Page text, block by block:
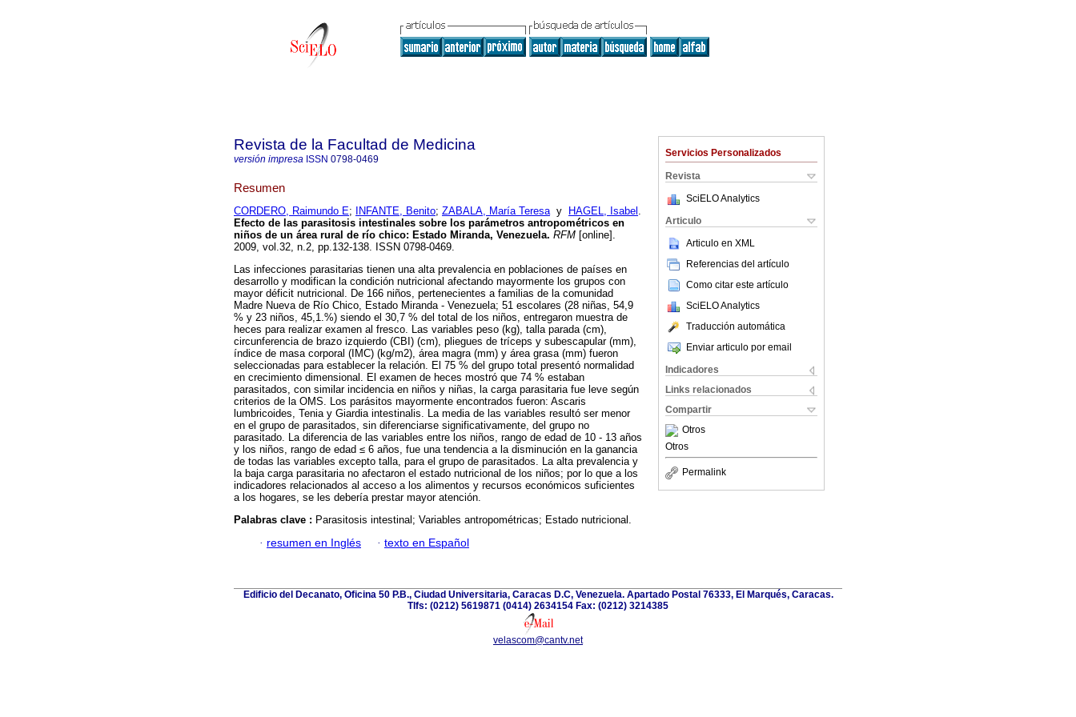
Servicios Personalizados
Revista
SciELO Analytics
Articulo
Articulo en XML
Referencias del artículo
Como citar este artículo
SciELO Analytics
Traducción automática
Enviar articulo por email
Indicadores
Links relacionados
Compartir
Otros
Otros
Permalink
Revista de la Facultad de Medicina
versión impresa ISSN 0798-0469
Resumen
CORDERO, Raimundo E; INFANTE, Benito; ZABALA, María Teresay HAGEL, Isabel .
Efecto de las parasitosis intestinales sobre los parámetros antropométricos en
niños de un área rural de río chico: Estado Miranda, Venezuela. RFM [online].
2009, vol.32, n.2, pp.132-138. ISSN 0798-0469.
Las infecciones parasitarias tienen una alta prevalencia en poblaciones de países en
desarrollo y modifican la condición nutricional afectando mayormente los grupos con
mayor déficit nutricional. De 166 niños, pertenecientes a familias de la comunidad
Madre Nueva de Río Chico, Estado Miranda - Venezuela; 51 escolares (28 niñas, 54,9
% y 23 niños, 45,1.%) siendo el 30,7 % del total de los niños, entregaron muestra de
heces para realizar examen al fresco. Las variables peso (kg), talla parada (cm),
circunferencia de brazo izquierdo (CBI) (cm), pliegues de tríceps y subescapular (mm),
índice de masa corporal (IMC) (kg/m2), área magra (mm) y área grasa (mm) fueron
seleccionadas para establecer la relación. El 75 % del grupo total presentó normalidad
en crecimiento dimensional. El examen de heces mostró que 74 % estaban
parasitados, con similar incidencia en niños y niñas, la carga parasitaria fue leve según
criterios de la OMS. Los parásitos mayormente encontrados fueron: Ascaris
lumbricoides, Tenia y Giardia intestinalis. La media de las variables resultó ser menor
en el grupo de parasitados, sin diferenciarse significativamente, del grupo no
parasitado. La diferencia de las variables entre los niños, rango de edad de 10 - 13 años
y los niños, rango de edad ≤ 6 años, fue una tendencia a la disminución en la ganancia
de todas las variables excepto talla, para el grupo de parasitados. La alta prevalencia y
la baja carga parasitaria no afectaron el estado nutricional de los niños; por lo que a los
indicadores relacionados al acceso a los alimentos y recursos económicos suficientes
a los hogares, se les debería prestar mayor atención.
Palabras clave : Parasitosis intestinal; Variables antropométricas; Estado nutricional.
· resumen en Inglés · texto en Español
Edificio del Decanato, Oficina 50 P.B., Ciudad Universitaria, Caracas D.C, Venezuela. Apartado Postal 76333, El Marqués, Caracas.
Tlfs: (0212) 5619871 (0414) 2634154 Fax: (0212) 3214385
velascom@cantv.net